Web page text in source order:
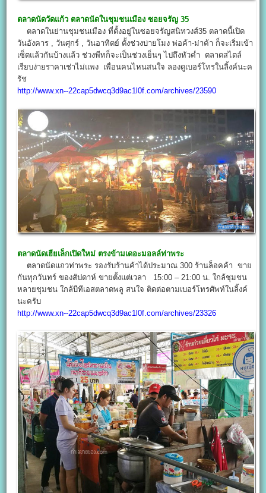
ตลาดนัดวัดแก้ว ตลาดนัดในชุมชนเมือง ซอยจรัญ 35
ตลาดในย่านชุมชนเมือง ที่ตั้งอยู่ในซอยจรัญสนิทวงส์35 ตลาดนี้เปิด
วันอังคาร , วันศุกร์ , วันอาทิตย์ ตั้งช่วงบ่ายโมง พ่อค้า-ม่าค้า ก็จะเริ่มเข้า
เซ็ตแล้วกันบ้างแล้ว ช่วงพีทก็จะเป็นช่วงเย็นๆ ไปถึงหัวค่ำ ตลาดสไตล์
เรียบง่ายราคาเช่าไม่แพง เพื่อนคนไหนสนใจ ลองดูเบอร์โทรในลิ้งค์นะค
รัช
http://www.xn--22cap5dwcq3d9ac1l0f.com/archives/23590
ตลาดนัดเฮียเล็กเปิดใหม่ ตรงข้ามเดอะมอลล์ท่าพระ
ตลาดนัดแถวท่าพระ รองรับร้านค้าได้ประมาณ 300 ร้านล็อคค้า ขาย
กันทุกวันทร์ ของสัปดาห์ ขายตั้งแต่เวลา 15:00 – 21:00 น. ใกล้ชุมชน
หลายชุมชน ใกล้บีทีเอสตลาดพลู สนใจ ติดต่อตามเบอร์โทรศัพท์ในลิ้งค์
นะครับ
http://www.xn--22cap5dwcq3d9ac1l0f.com/archives/23326